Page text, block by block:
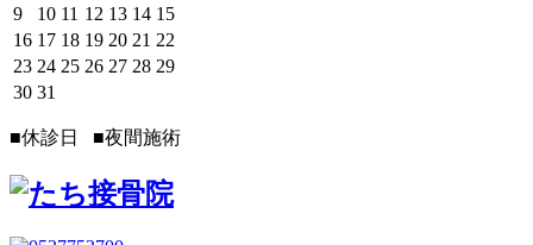
9
10 11 12 13 14 15
16 17 18 19 20 21 22
23 24 25 26 27 28 29
30 31
■休診日 ■夜間施術